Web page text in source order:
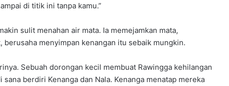
di titik ini tanpa kamu.”
sulit menahan air mata. Ia memejamkan mata,
menyimpan kenangan itu sebaik mungkin.
Sebuah dorongan kecil membuat Rawingga kehilangan
berdiri Kenanga dan Nala. Kenanga menatap mereka